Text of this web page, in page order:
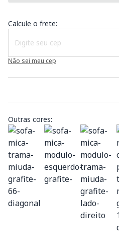
Calcule o frete:
Não sei meu cep
Outras cores: